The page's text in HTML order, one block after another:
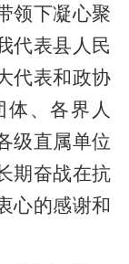
领下凝心聚
代表县人民
代表和政协
、各界人
级直属单位
期奋战在抗
心的感谢和